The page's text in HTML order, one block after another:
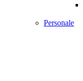
Personale